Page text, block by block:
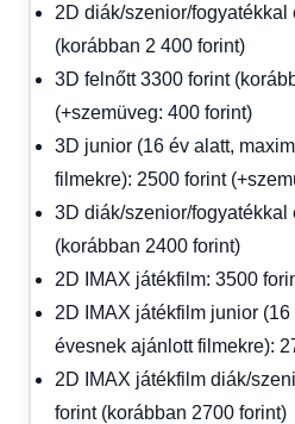
2D diák/szenior/fogyatékkal
(korábban 2 400 forint)
3D felnőtt 3300 forint
(+szemüveg: 400 forint)
3D junior (16 év alatt,
filmekre): 2500 forint
3D diák/szenior/fogyatékkal
(korábban 2400 forint)
2D IMAX játékfilm: 3500
2D IMAX játékfilm junior
évesnek ajánlott filmekre):
2D IMAX játékfilm diák/
forint (korábban 2700 forint)